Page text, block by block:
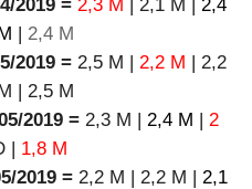
2019 = 2,3 M | 2,1 M | 2,4
| 2,4 M
2019 = 2,5 M | 2,2 M | 2,2
| 2,5 M
2019 = 2,3 M | 2,4 M | 2
| 1,8 M
2019 = 2,2 M | 2,2 M | 2,1